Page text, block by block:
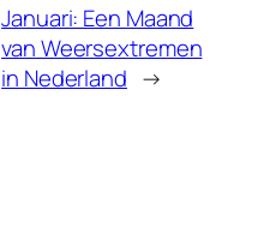
Januari: Een Maand
van Weersextremen
in Nederland →